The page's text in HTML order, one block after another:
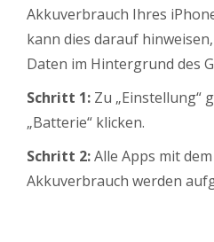
Akkuverbrauch Ihres
kann dies darauf
Daten im Hintergrund des
Schritt 1: Zu „Einstellung“
„Batterie“ klicken.
Schritt 2:Alle Apps mit
Akkuverbrauch werden